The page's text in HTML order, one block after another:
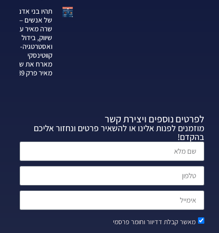
תהיו בני אדם
של אנשים —
שרה מאיר על
שיווק, בידול
ואסטרטגיה-צחי
קווטינסקי
מארח את שרה
מאיר פרק 339
לפרטים נוספים ויצירת קשר
מוזמנים לפנות אלינו או להשאיר פרטים ונחזור אליכם
בהקדם!
מאשר קבלת דדיוור וחומר פרסמי